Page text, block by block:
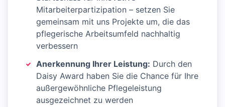
Mitarbeiterpartizipation – setzen Sie
gemeinsam mit uns Projekte um, die das
pflegerische Arbeitsumfeld nachhaltig
verbessern
Anerkennung Ihrer Leistung: Durch den
Daisy Award haben Sie die Chance für Ihre
außergewöhnliche Pflegeleistung
ausgezeichnet zu werden